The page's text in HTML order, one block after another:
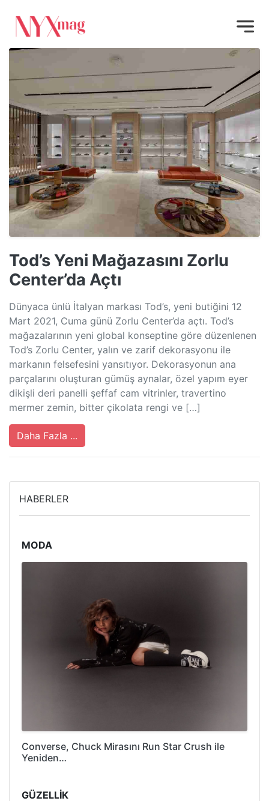
Tod’s Yeni Mağazasını Zorlu
Center’da Açtı
Dünyaca ünlü İtalyan markası Tod’s, yeni butiğini 12
Mart 2021, Cuma günü Zorlu Center’da açtı. Tod’s
mağazalarının yeni global konseptine göre düzenlenen
Tod’s Zorlu Center, yalın ve zarif dekorasyonu ile
markanın felsefesini yansıtıyor. Dekorasyonun ana
parçalarını oluşturan gümüş aynalar, özel yapım eyer
dikişli deri panelli şeffaf cam vitrinler, travertino
mermer zemin, bitter çikolata rengi ve […]
Daha Fazla ...
HABERLER
MODA
Converse, Chuck Mirasını Run Star Crush ile
Yeniden…
GÜZELLİK